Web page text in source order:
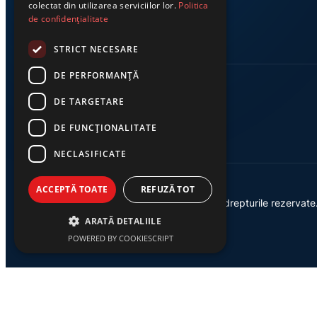
© 2026 Ziarul Exclusiv – Toate drepturile
colectat din utilizarea serviciilor lor. Politica
de confidențialitate
STRICT NECESARE
DE PERFORMANȚĂ
DE TARGETARE
DE FUNCŢIONALITATE
NECLASIFICATE
ACCEPTĂ TOATE REFUZĂ TOT
ARATĂ DETALIILE
POWERED BY COOKIESCRIPT